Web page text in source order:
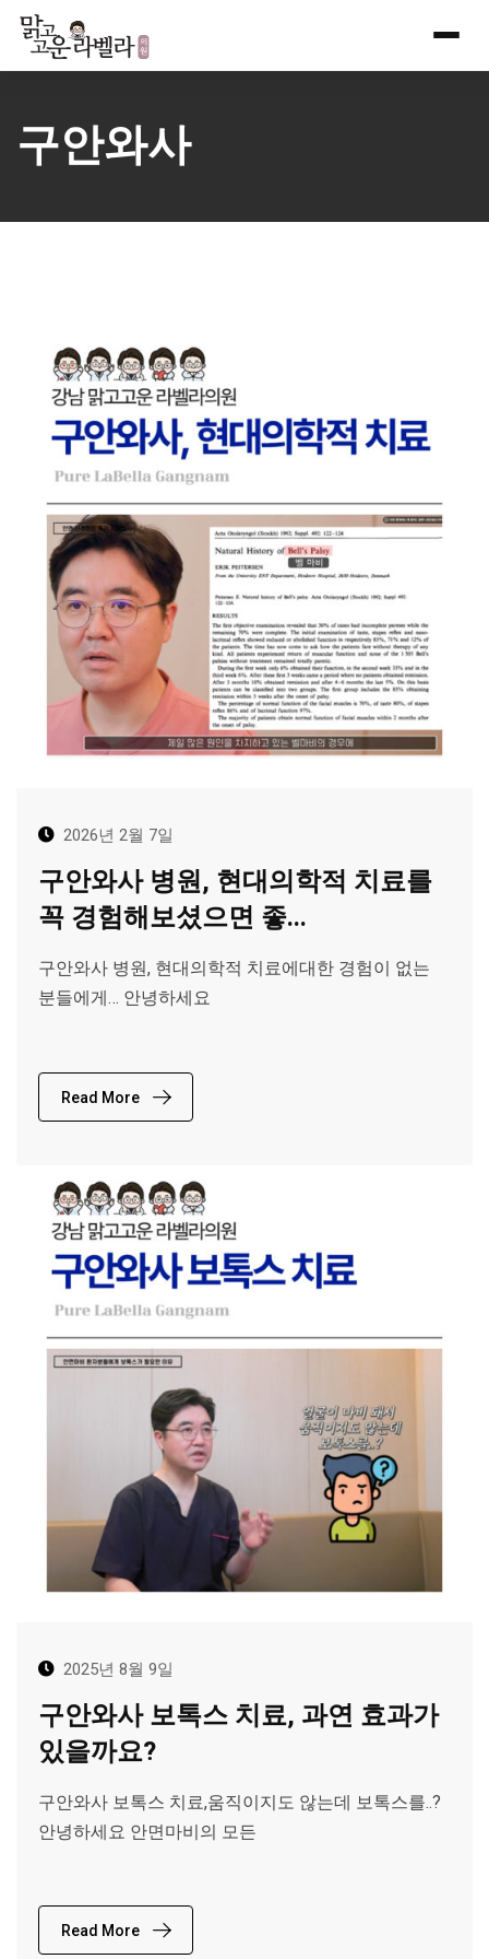
Skip
content
구안와사
2026년 2월 7일
구안와사 병원, 현대의학적 치료를
꼭 경험해보셨으면 좋...
구안와사 병원, 현대의학적 치료에대한 경험이 없는
분들에게… 안녕하세요
Read More
2025년 8월 9일
구안와사 보톡스 치료, 과연 효과가
있을까요?
구안와사 보톡스 치료,움직이지도 않는데 보톡스를..?
안녕하세요 안면마비의 모든
Read More